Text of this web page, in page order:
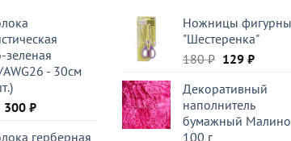
зеленая
- 30см
Первоначальная
300 ₽Текущая
герберная
Ножницы
"Шестеренка"
180₽
составляла
180 ₽.
129 ₽
129 ₽.
Декоративный
наполнитель
бумажный
100 г